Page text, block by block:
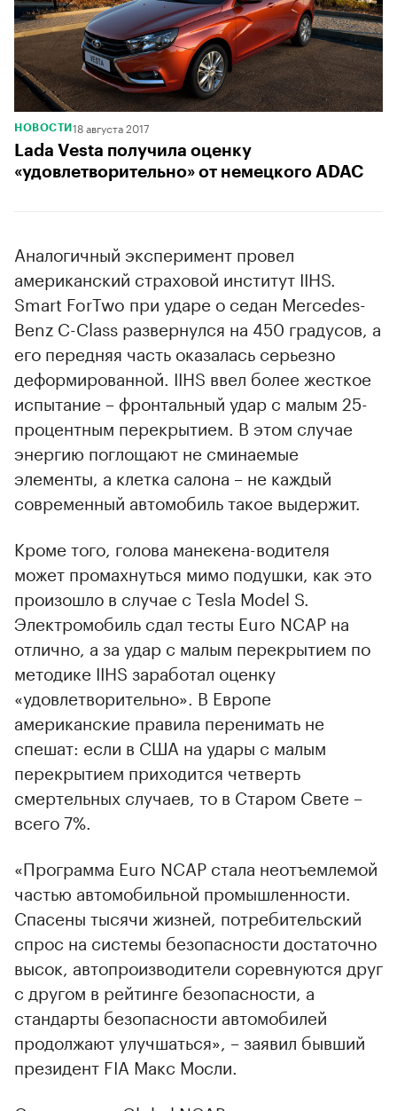
НОВОСТИ 18 августа 2017
Lada Vesta получила оценку
«удовлетворительно» от немецкого ADAC
Аналогичный эксперимент провел
американский страховой институт IIHS.
Smart ForTwo при ударе о седан Mercedes-
Benz C-Class развернулся на 450 градусов, а
его передняя часть оказалась серьезно
деформированной. IIHS ввел более жесткое
испытание – фронтальный удар с малым 25-
процентным перекрытием. В этом случае
энергию поглощают не сминаемые
элементы, а клетка салона – не каждый
современный автомобиль такое выдержит.
Кроме того, голова манекена-водителя
может промахнуться мимо подушки, как это
произошло в случае с Tesla Model S.
Электромобиль сдал тесты Euro NCAP на
отлично, а за удар с малым перекрытием по
методике IIHS заработал оценку
«удовлетворительно». В Европе
американские правила перенимать не
спешат: если в США на удары с малым
перекрытием приходится четверть
смертельных случаев, то в Старом Свете –
всего 7%.
«Программа Euro NCAP стала неотъемлемой
частью автомобильной промышленности.
Спасены тысячи жизней, потребительский
спрос на системы безопасности достаточно
высок, автопроизводители соревнуются друг
с другом в рейтинге безопасности, а
стандарты безопасности автомобилей
продолжают улучшаться», – заявил бывший
президент FIA Макс Мосли.